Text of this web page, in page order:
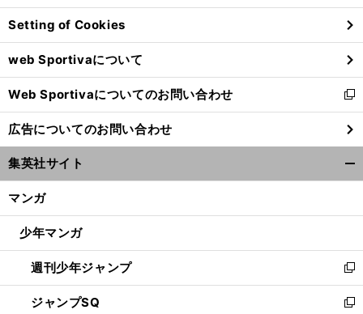
ン
ド
ウ
で
開
く
Setting of Cookies
web Sportivaについて
Web Sportivaについてのお問い合わせ
新
し
い
ウ
ィ
ン
ウ
開
く
広告についてのお問い合わせ
集英社サイト
マンガ
少年マンガ
週刊少年ジャンプ
新
し
い
ジャンプSQ
新